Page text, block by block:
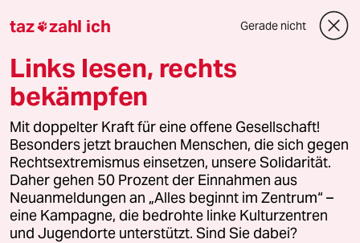
Presse
Unterstützen
abo
taz zahl ich Gerade nicht
Links lesen, rechts
bekämpfen
Mit doppelter Kraft für eine offene Gesellschaft!
Besonders jetzt brauchen Menschen, die sich gegen
Rechtsextremismus einsetzen, unsere Solidarität.
Daher gehen 50 Prozent der Einnahmen aus
Neuanmeldungen an „Alles beginnt im Zentrum“ –
eine Kampagne, die bedrohte linke Kulturzentren
und Jugendorte unterstützt. Sind Sie dabei?